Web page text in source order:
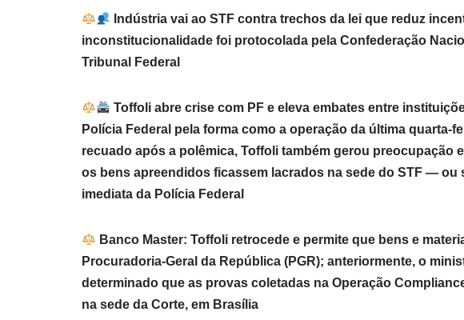
Indústria vai ao STF contra trechos da lei que reduz
inconstitucionalidade foi protocolada pela Confederação
Tribunal Federal
Toffoli abre crise com PF e eleva embates entre
Polícia Federal pela forma como a operação da última quarta-
recuado após a polêmica, Toffoli também gerou preocupação
os bens apreendidos ficassem lacrados na sede do STF — ou
imediata da Polícia Federal
Banco Master: Toffoli retrocede e permite que bens e
Procuradoria-Geral da República (PGR); anteriormente, o
determinado que as provas coletadas na Operação
na sede da Corte, em Brasília